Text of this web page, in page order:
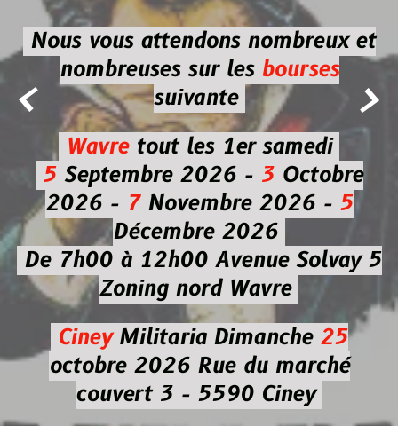
 
Nous vous attendons nombreux et
nombreuses sur les bourses
suivante
Wavretout les 1er samedi
5Septembre 2026 - 3Octobre
2026 -7Novembre 2026 - 5
Décembre 2026
De 7h00 à 12h00 Avenue Solvay 5
Zoning nord Wavre
CineyMilitaria Dimanche 25
octobre 2026Rue du marché
couvert 3 - 5590 Ciney